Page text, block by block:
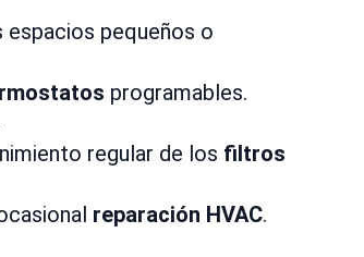
espacios pequeños o
programables.
regular de los filtros
reparación HVAC.